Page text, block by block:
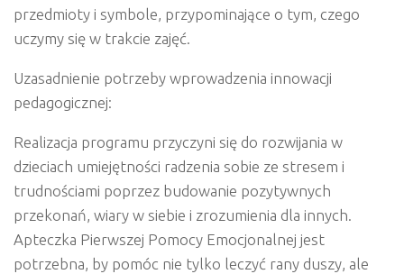
przedmioty i symbole, przypominające o tym, czego
uczymy się w trakcie zajęć.
Uzasadnienie potrzeby wprowadzenia innowacji
pedagogicznej:
Realizacja programu przyczyni się do rozwijania w
dzieciach umiejętności radzenia sobie ze stresem i
trudnościami poprzez budowanie pozytywnych
przekonań, wiary w siebie i zrozumienia dla innych.
Apteczka Pierwszej Pomocy Emocjonalnej jest
potrzebna, by pomóc nie tylko leczyć rany duszy, ale